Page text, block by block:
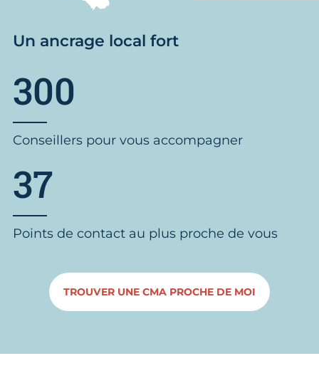
Un ancrage local fort
300
Conseillers pour vous accompagner
37
Points de contact au plus proche de vous
TROUVER UNE CMA PROCHE DE MOI